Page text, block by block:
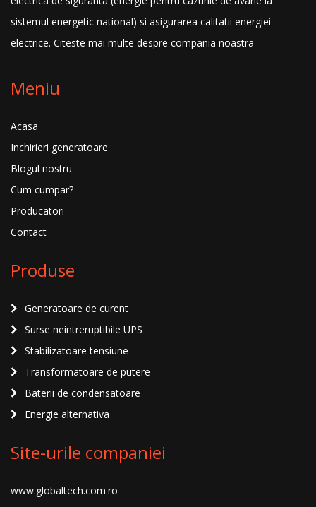
sistemul energetic national) si asigurarea calitatii energiei
electrice. Citeste mai multe despre compania noastra
Meniu
Acasa
Inchirieri generatoare
Blogul nostru
Cum cumpar?
Producatori
Contact
Produse
Generatoare de curent
Surse neintreruptibile UPS
Stabilizatoare tensiune
Transformatoare de putere
Baterii de condensatoare
Energie alternativa
Site-urile companiei
www.globaltech.com.ro